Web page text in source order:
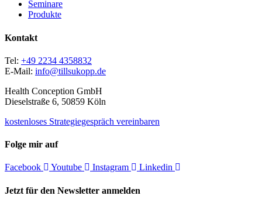
Seminare
Produkte
Kontakt
Tel: +49 2234 4358832
E-Mail: info@tillsukopp.de
Health Conception GmbH
Dieselstraße 6, 50859 Köln
kostenloses Strategiegespräch vereinbaren
Folge mir auf
Facebook Youtube Instagram Linkedin
Jetzt für den Newsletter anmelden